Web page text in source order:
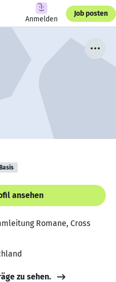
Anmelden
Job posten
ansehen
Romane, Cross
zu sehen.